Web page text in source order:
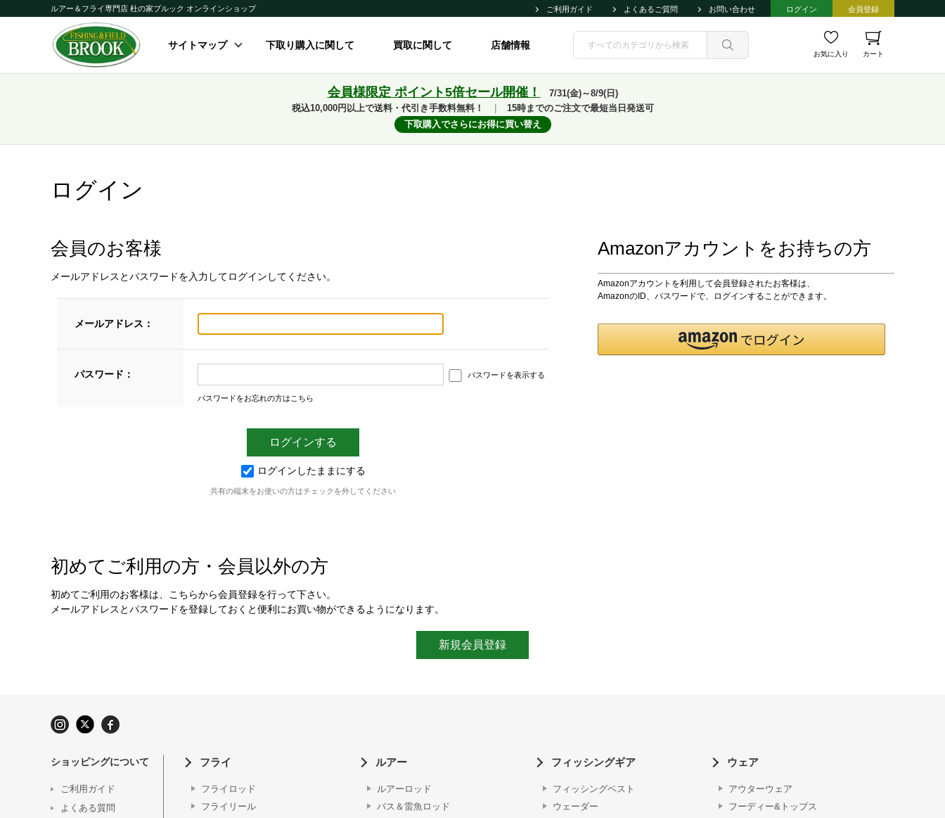
ルアー＆フライ専門店 杜の家ブルック オンラインショップ ご利用ガイド よくあるご質問 お問い合わせ ログイン 会員登録
サイトマップ 下取り購入に関して 買取に関して 店舗情報
お気に入り カート
会員様限定 ポイント5倍セール開催！
7/31(金)～8/9(日)
税込10,000円以上で送料・代引き手数料無料！
15時までのご注文で最短当日発送可
下取購入でさらにお得に買い替え
ログイン
会員のお客様
メールアドレスとパスワードを入力してログインしてください。
メールアドレス：
パスワード： パスワードを表示する
パスワードをお忘れの方はこちら
ログインしたままにする
共有の端末をお使いの方はチェックを外してください
Amazonアカウントをお持ちの方
Amazonアカウントを利用して会員登録されたお客様は、
AmazonのID、パスワードで、ログインすることができます。
初めてご利用の方・会員以外の方
初めてご利用のお客様は、こちらから会員登録を行って下さい。
メールアドレスとパスワードを登録しておくと便利にお買い物ができるようになります。
ショッピングについて
ご利用ガイド
よくある質問
フライ
フライロッド
フライリール
ルアー
ルアーロッド
バス＆雷魚ロッド
フィッシングギア
フィッシングベスト
ウェーダー
ウェア
アウターウェア
フーディー&トップス